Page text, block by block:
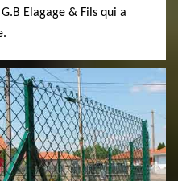
Elagage & Fils qui a